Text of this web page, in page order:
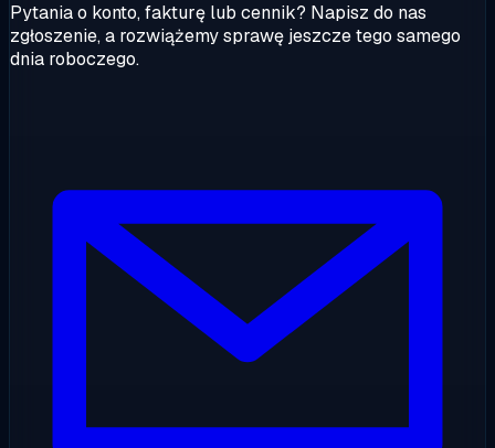
Pytania o konto, fakturę lub cennik? Napisz do nas
zgłoszenie, a rozwiążemy sprawę jeszcze tego samego
dnia roboczego.